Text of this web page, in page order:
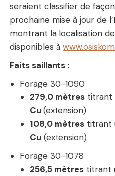
seraient classifier de
prochaine mise à jour de
montrant la localisation
disponibles à
Faits saillants :
Forage 30-1090
279,0 mètres titrant
Cu(extension)
108,0 mètres titrant
Cu (extension)
Forage 30-1078
256,5 mètres titrant